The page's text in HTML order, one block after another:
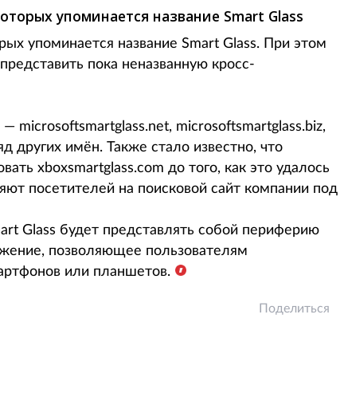
упоминается название Smart Glass
упоминается название Smart Glass. При этом
пока неназванную кросс-
microsoftsmartglass.net, microsoftsmartglass.biz,
других имён. Также стало известно, что
xboxsmartglass.com до того, как это удалось
посетителей на поисковой сайт компании под
Glass будет представлять собой периферию
позволяющее пользователям
или планшетов.
Поделиться